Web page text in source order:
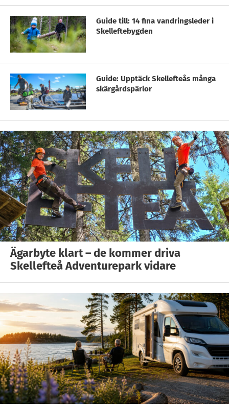
Guide till: 14 fina vandringsleder i
Skelleftebygden
Guide: Upptäck Skellefteås många
skärgårdspärlor
Ägarbyte klart – de kommer driva
Skellefteå Adventurepark vidare